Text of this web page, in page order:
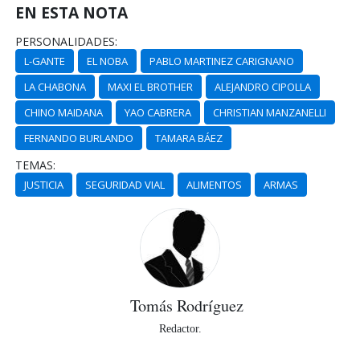
EN ESTA NOTA
PERSONALIDADES:
L-GANTE EL NOBA
PABLO MARTINEZ CARIGNANO
LA CHABONA
MAXI EL BROTHER
ALEJANDRO CIPOLLA
CHINO MAIDANA
YAO CABRERA
CHRISTIAN MANZANELLI
FERNANDO BURLANDO
TAMARA BÁEZ
TEMAS:
JUSTICIA SEGURIDAD VIAL ALIMENTOS ARMAS
Tomás Rodríguez
Redactor.